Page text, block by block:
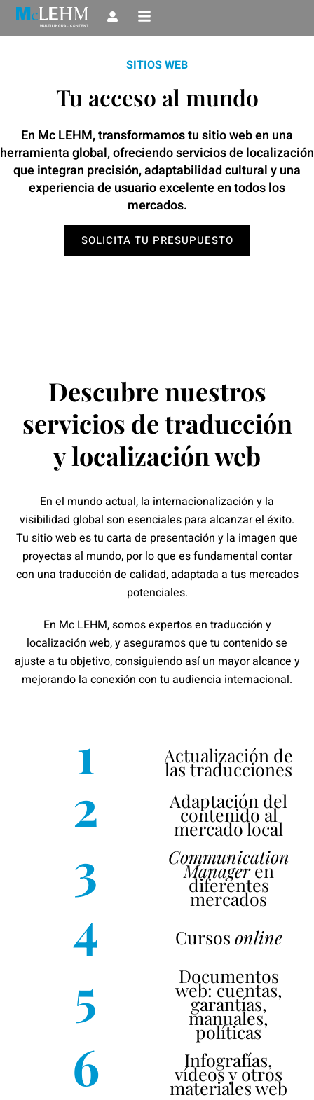
SITIOS WEB
Tu acceso al mundo
En Mc LEHM, transformamos tu sitio web en una
herramienta global, ofreciendo servicios de localización
que integran precisión, adaptabilidad cultural y una
experiencia de usuario excelente en todos los
mercados.
SOLICITA TU PRESUPUESTO
Descubre nuestros
servicios de traducción
y localización web
En el mundo actual, la internacionalización y la
visibilidad global son esenciales para alcanzar el éxito.
Tu sitio web es tu carta de presentación y la imagen que
proyectas al mundo, por lo que es fundamental contar
con una traducción de calidad, adaptada a tus mercados
potenciales.
En Mc LEHM, somos expertos en traducción y
localización web, y aseguramos que tu contenido se
ajuste a tu objetivo, consiguiendo así un mayor alcance y
mejorando la conexión con tu audiencia internacional.
1 Actualización de
las traducciones
2 Adaptación del
contenido al
mercado local
3 Communication
Manageren
diferentes
mercados
4 Cursos online
5 Documentos
web: cuentas,
garantías,
manuales,
políticas
6 Infografías,
vídeos y otros
materiales web